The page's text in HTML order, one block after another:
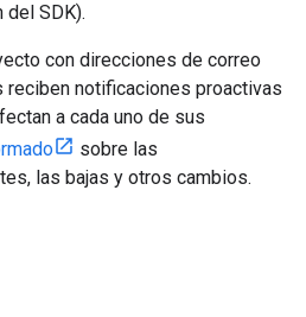
del SDK).
con direcciones de correo
notificaciones proactivas
a cada uno de sus
sobre las
las bajas y otros cambios.